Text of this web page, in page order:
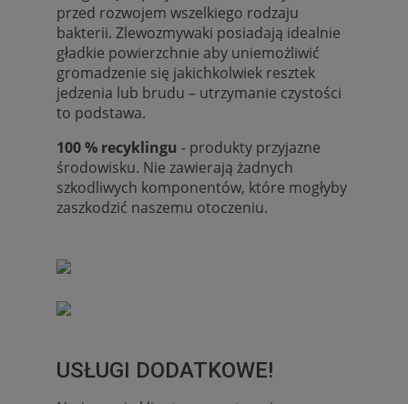
przed rozwojem wszelkiego rodzaju
bakterii. Zlewozmywaki posiadają idealnie
gładkie powierzchnie aby uniemożliwić
gromadzenie się jakichkolwiek resztek
jedzenia lub brudu – utrzymanie czystości
to podstawa.
100 % recyklingu - produkty przyjazne
środowisku. Nie zawierają żadnych
szkodliwych komponentów, które mogłyby
zaszkodzić naszemu otoczeniu.
USŁUGI DODATKOWE!